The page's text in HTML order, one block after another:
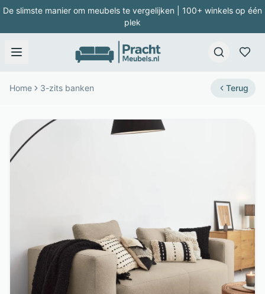
De slimste manier om meubels te vergelijken | 100+ winkels op één
plek
Home 3-zits banken Terug